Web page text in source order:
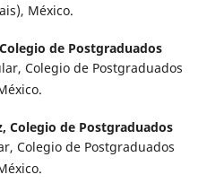
México.
Colegio de Postgraduados
Colegio de Postgraduados
Colegio de Postgraduados
Colegio de Postgraduados